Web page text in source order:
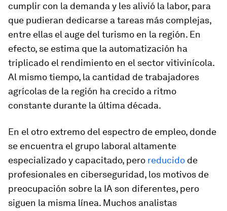
cumplir con la demanda y les alivió la labor, para
que pudieran dedicarse a tareas más complejas,
entre ellas el auge del turismo en la región. En
efecto, se estima que la automatización ha
triplicado el rendimiento en el sector vitivinícola.
Al mismo tiempo, la cantidad de trabajadores
agrícolas de la región ha crecido a ritmo
constante durante la última década.
En el otro extremo del espectro de empleo, donde
se encuentra el grupo laboral altamente
especializado y capacitado, pero reducido de
profesionales en ciberseguridad, los motivos de
preocupación sobre la IA son diferentes, pero
siguen la misma línea. Muchos analistas